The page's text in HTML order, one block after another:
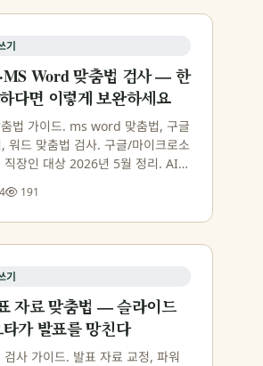
기
Word 맞춤법 검사 — 한
다면 이렇게 보완하세요
법 가이드. ms word 맞춤법, 구글
워드 맞춤법 검사. 구글/마이크로소
직장인 대상 2026년 5월 정리. AI
첫 문서 15만자 무료 체험.
191
기
자료 맞춤법 — 슬라이드
가 발표를 망친다
사 가이드. 발표 자료 교정, 파워